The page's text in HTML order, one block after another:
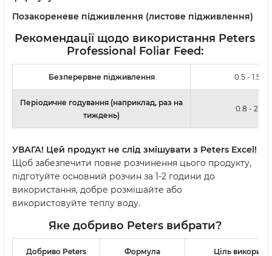
Позакореневе підживлення (листове підживлення)
Рекомендації щодо використання Peters
Professional Foliar Feed:
Безперервне підживлення 0.5 - 1.5 г/
Періодичне годування (наприклад, раз на
тиждень)
0.8 - 2 г/л
УВАГА! Цей продукт не слід змішувати з Peters Excel!
Щоб забезпечити повне розчинення цього продукту,
підготуйте основний розчин за 1-2 години до
використання, добре розмішайте або
використовуйте теплу воду.
Яке добриво Peters вибрати?
Добриво Peters Формула Ціль